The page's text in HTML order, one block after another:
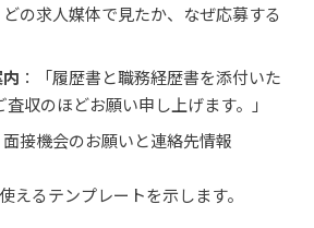
どの求人媒体で見たか、なぜ応募する
：「履歴書と職務経歴書を添付いた
収のほどお願い申し上げます。」
面接機会のお願いと連絡先情報
えるテンプレートを示します。